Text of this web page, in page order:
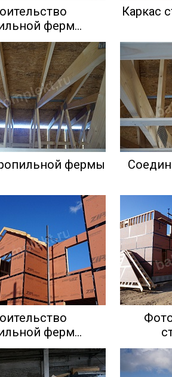
ферм...
Каркас
фермы
ферм...